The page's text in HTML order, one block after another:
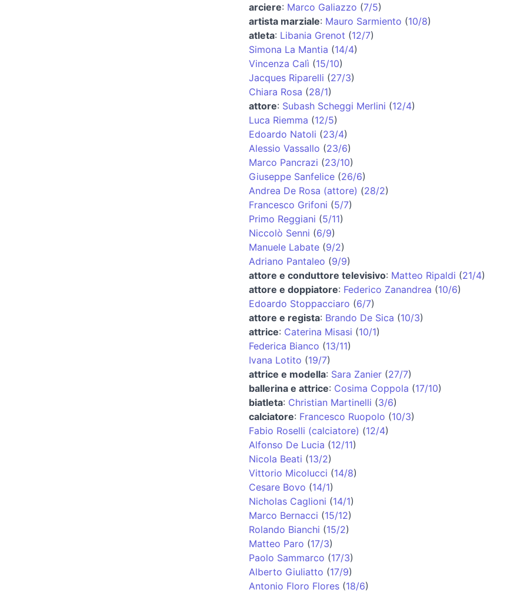
arciere: Marco Galiazzo (7/5)
artista marziale: Mauro Sarmiento (10/8)
atleta: Libania Grenot (12/7)
Simona La Mantia (14/4)
Vincenza Calì (15/10)
Jacques Riparelli (27/3)
Chiara Rosa (28/1)
attore: Subash Scheggi Merlini (12/4)
Luca Riemma (12/5)
Edoardo Natoli (23/4)
Alessio Vassallo (23/6)
Marco Pancrazi (23/10)
Giuseppe Sanfelice(26/6)
Andrea De Rosa (attore) (28/2)
Francesco Grifoni (5/7)
Primo Reggiani (5/11)
Niccolò Senni (6/9)
Manuele Labate(9/2)
Adriano Pantaleo (9/9)
attore e conduttore televisivo: Matteo Ripaldi (21/4)
attore e doppiatore: Federico Zanandrea (10/6)
Edoardo Stoppacciaro (6/7)
attore e regista: Brando De Sica (10/3)
attrice: Caterina Misasi (10/1)
Federica Bianco (13/11)
Ivana Lotito (19/7)
attrice e modella: Sara Zanier(27/7)
ballerina e attrice: Cosima Coppola (17/10)
biatleta: Christian Martinelli (3/6)
calciatore: Francesco Ruopolo (10/3)
Fabio Roselli (calciatore) (12/4)
Alfonso De Lucia (12/11)
Nicola Beati (13/2)
Vittorio Micolucci (14/8)
Cesare Bovo (14/1)
Nicholas Caglioni (14/1)
Marco Bernacci (15/12)
Rolando Bianchi (15/2)
Matteo Paro (17/3)
Paolo Sammarco (17/3)
Alberto Giuliatto (17/9)
Antonio Floro Flores(18/6)